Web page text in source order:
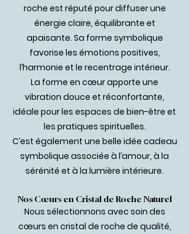
roche est réputé pour diffuser une
énergie claire, équilibrante et
apaisante. Sa forme symbolique
favorise les émotions positives,
l’harmonie et le recentrage intérieur.
La forme en cœur apporte une
vibration douce et réconfortante,
idéale pour les espaces de bien-être et
les pratiques spirituelles.
C’est également une belle idée cadeau
symbolique associée à l’amour, à la
sérénité et à la lumière intérieure.
Nos Cœurs en Cristal de Roche Naturel
Nous sélectionnons avec soin des
cœurs en cristal de roche de qualité,